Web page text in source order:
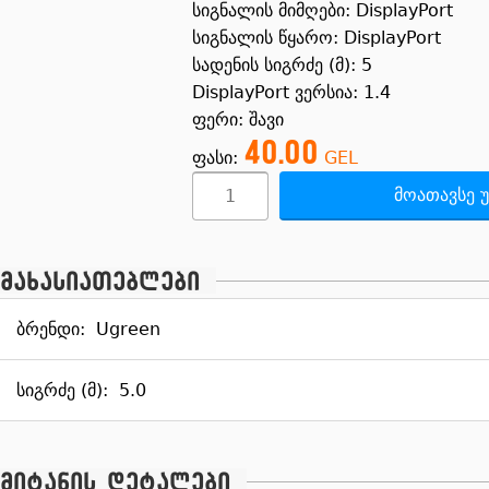
სიგნალის მიმღები: DisplayPort
სიგნალის წყარო: DisplayPort
სადენის სიგრძე (მ): 5
DisplayPort ვერსია: 1.4
ფერი: შავი
ფასი: 40.00 GEL
მოათავსე
მახასიათებლები
ბრენდი: Ugreen
სიგრძე (მ): 5.0
მიტანის დეტალები